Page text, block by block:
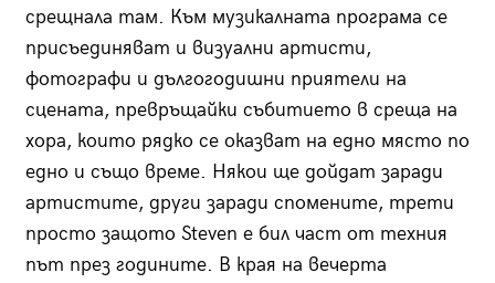
срещнала там. Към музикалната програма се
присъединяват и визуални артисти,
фотографи и дългогодишни приятели на
сцената, превръщайки събитието в среща на
хора, които рядко се оказват на едно място по
едно и също време. Някои ще дойдат заради
артистите, други заради спомените, трети
просто защото Steven е бил част от техния
път през годините. В края на вечерта